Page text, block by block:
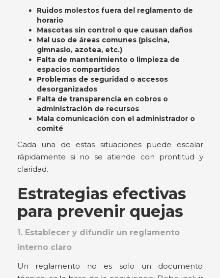
Ruidos molestos fuera del reglamento de
horario
Mascotas sin control o que causan daños
Mal uso de áreas comunes (piscina,
gimnasio, azotea, etc.)
Falta de mantenimiento o limpieza de
espacios compartidos
Problemas de seguridad o accesos
desorganizados
Falta de transparencia en cobros o
administración de recursos
Mala comunicación con el administrador o
comité
Cada una de estas situaciones puede escalar
rápidamente si no se atiende con prontitud y
claridad.
Estrategias efectivas
para prevenir quejas
1. Establecer y difundir un reglamento
interno claro
Un reglamento no es solo un documento